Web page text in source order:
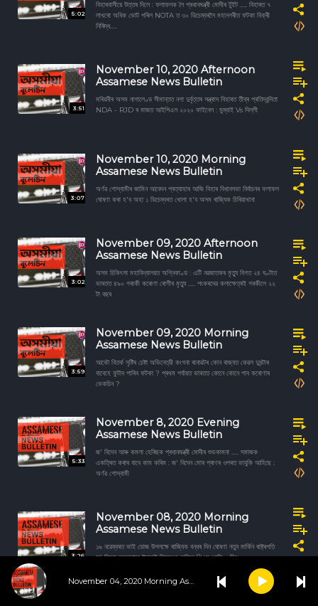
November 04, 2020 Morning Assamese News Bulletin
5:02
বিহাৰবাসীয়ে উত্তৰ দিলে : ফলাফলক লৈ প্ৰধানমন্ত্ৰী মোদীৰ টুইট ..... বিহাৰত ৭
লাখৰো অধিক ভোট পৰিল NOTA ত ৩০ ডিচেম্বৰলৈ মহানগৰীত ফটকা বিক্ৰী
নিষিদ্ধ.....
3:51
November 10, 2020 Afternoon
Assamese News Bulletin
মৰিয়নীৰ অসম নাগালেণ্ড সীমান্তত নগা দুৰ্বৃত্তৰ সন্ত্ৰাস বিহাৰত তীব্ৰ প্ৰতিদ্বন্দিতা
NDA - RJD ৰ মাজত আইপিএল ২০২০ ফাইনেল : মুম্বাই Vs দিল্লী
3:07
November 10, 2020 Morning
Assamese News Bulletin
অৰ্ণৱ গোস্বামীৰ জামিন আবেদন প্ৰত্যাহাৰ আজি বিহাৰ বিধানসভা নির্বাচনৰ ফলাফল
ঘোষণা কৰা হ'ব অহা ১ ডিচেম্বৰত খোলা হ'ব অসম ৰাজ্যিক চিৰিয়াখানা
3:02
November 09, 2020 Afternoon
Assamese News Bulletin
অসম চিকিৎসা মহাবিদ্যালয়ত অগ্নিকাণ্ড : এটি নৱজাতকৰ মৃত্যু বিগত ২৪ ঘণ্টাত
ভাৰতত ৪৯০ গৰাকী কৰোণা ৰোগীৰ মৃত্যু ..... শংকৰদেৱ কলাক্ষেত্ৰই গৰকীলে ২২
টা বছৰ
3:59
November 09, 2020 Morning
Assamese News Bulletin
আকৌ বিতৰ্ক সৃষ্টিৰ চেষ্টা অভিনেত্রী কংগনা ৰানাৱটৰ কোন ৰাজ্যত কেৱল দুঘন্টাৰ
বাবেহে ফুটাব পাৰিব ফটকা ? প্ৰথম পৰ্যায়ত ভাৰতত কোনে কোনে পাব কৰোণাৰ
ভেকচিন ?
5:33
November 8, 2020 Evening
Assamese News Bulletin
জ' বিদেন আৰু কমলা হেৰিছক প্ৰধানমন্ত্ৰী মোদীৰ শুভকামনা ..... সমাজক
একত্ৰিত কৰাৰ বাবে কাম কৰিম : জ' বিদেন মোৰ প্ৰাণৰ ওপৰত ভাবুকি আহিছে :
অৰ্ণৱ গোস্বামী
3:26
November 08, 2020 Morning
Assamese News Bulletin
১৬ নৱেম্বৰত ভাই ডোজ উপলক্ষে ৰাজ্যিক বন্ধৰ দিন ঘোষণা নতুন মাৰ্কিন ৰাষ্ট্ৰপতি
জ' বিদেন সফলতাৰে ইছৰ'ই নিক্ষেপণ কৰিলে পিএছএলভি - চি৪৯